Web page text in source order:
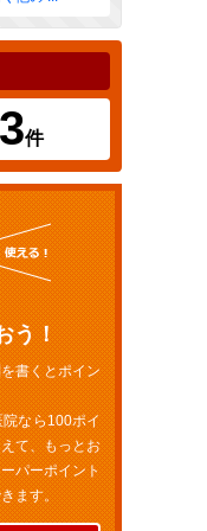
件
う！
書くとポイン
なら100ポイ
て、もっとお
パーポイント
ます。